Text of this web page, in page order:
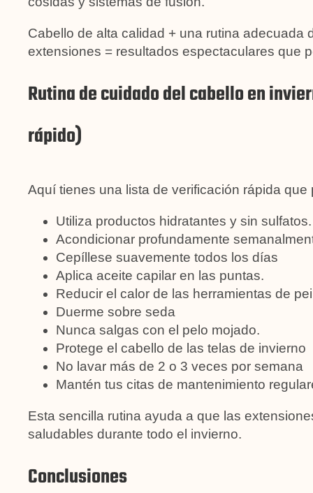
Cabello de alta calidad + una rutina adecuada
extensiones = resultados espectaculares que
Rutina de cuidado del cabello en
rápido)
Aquí tienes una lista de verificación rápida
Utiliza productos hidratantes y sin sulfatos.
Acondicionar profundamente
Cepíllese suavemente todos los días
Aplica aceite capilar en las puntas.
Reducir el calor de las herramientas de
Duerme sobre seda
Nunca salgas con el pelo mojado.
Protege el cabello de las telas de invierno
No lavar más de 2 o 3 veces por semana
Mantén tus citas de mantenimiento
Esta sencilla rutina ayuda a que las
saludables durante todo el invierno.
Conclusiones